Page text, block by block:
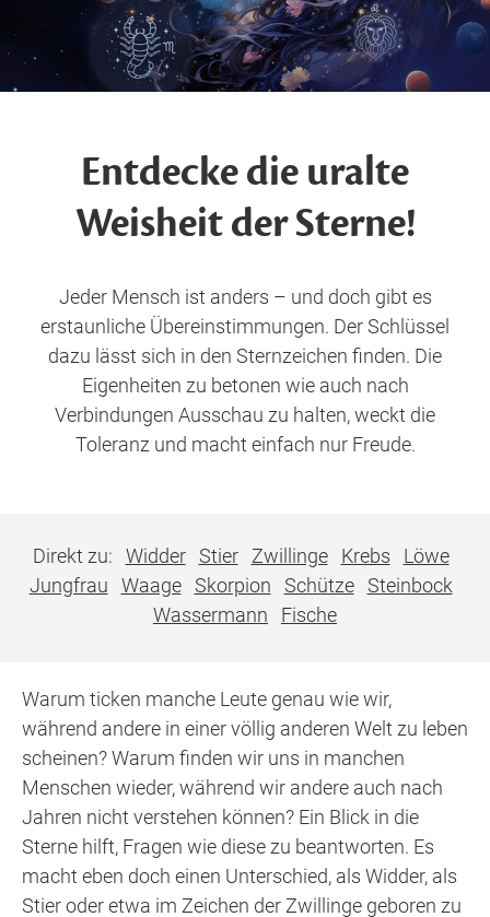
Entdecke die uralte
Weisheit der Sterne!
Jeder Mensch ist anders – und doch gibt es
erstaunliche Übereinstimmungen. Der Schlüssel
dazu lässt sich in den Sternzeichen finden. Die
Eigenheiten zu betonen wie auch nach
Verbindungen Ausschau zu halten, weckt die
Toleranz und macht einfach nur Freude.
Direkt zu: Widder Stier Zwillinge Krebs
Löwe
Jungfrau
Waage Skorpion Schütze Steinbock
Wassermann
Fische
Warum ticken manche Leute genau wie wir,
während andere in einer völlig anderen Welt zu leben
scheinen? Warum finden wir uns in manchen
Menschen wieder, während wir andere auch nach
Jahren nicht verstehen können? Ein Blick in die
Sterne hilft, Fragen wie diese zu beantworten. Es
macht eben doch einen Unterschied, als Widder, als
Stier oder etwa im Zeichen der Zwillinge geboren zu